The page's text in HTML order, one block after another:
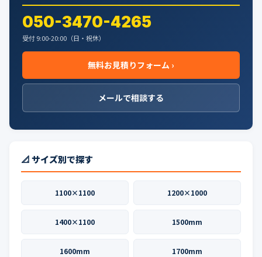
050-3470-4265
受付 9:00-20:00（日・祝休）
無料お見積りフォーム ›
メールで相談する
📐 サイズ別で探す
1100×1100 1200×1000
1400×1100 1500mm
1600mm 1700mm